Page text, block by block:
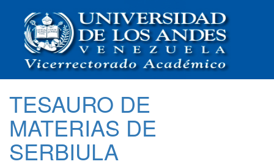
TESAURO DE
MATERIAS DE
SERBIULA